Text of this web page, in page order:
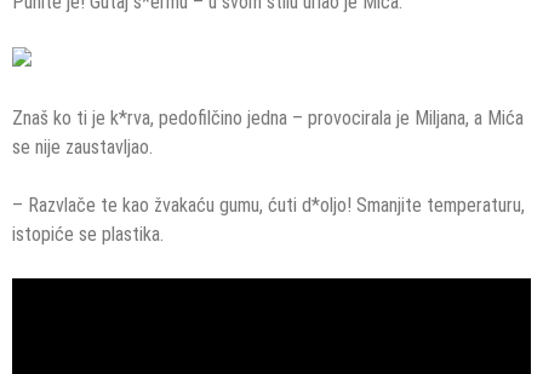
Znaš ko ti je k*rva, pedofilčino jedna – provocirala je Miljana, a Mića
se nije zaustavljao.
– Razvlače te kao žvakaću gumu, ćuti d*oljo! Smanjite temperaturu,
istopiće se plastika.